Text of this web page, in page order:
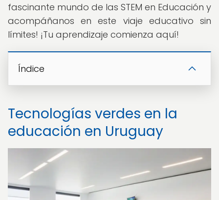
fascinante mundo de las STEM en Educación y
acompáñanos en este viaje educativo sin
límites! ¡Tu aprendizaje comienza aquí!
Índice
Tecnologías verdes en la
educación en Uruguay